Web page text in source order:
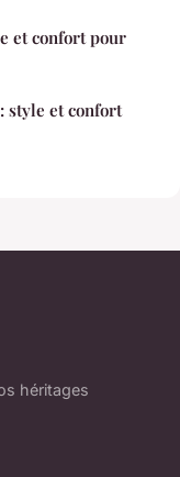
et confort pour
style et confort
héritages